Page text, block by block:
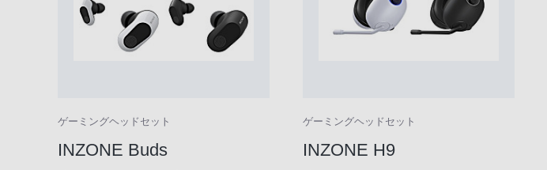
ゲーミングヘッドセット
INZONE Buds
ゲーミングヘッドセット
INZONE H9